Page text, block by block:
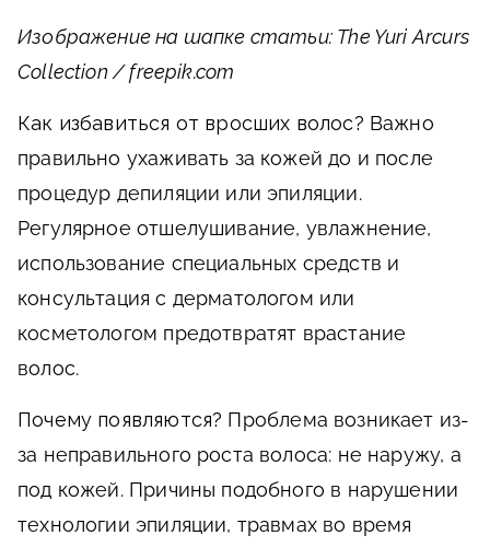
Изображение на шапке статьи: The Yuri Arcurs
Collection / freepik.com
Как избавиться от вросших волос? Важно
правильно ухаживать за кожей до и после
процедур депиляции или эпиляции.
Регулярное отшелушивание, увлажнение,
использование специальных средств и
консультация с дерматологом или
косметологом предотвратят врастание
волос.
Почему появляются? Проблема возникает из-
за неправильного роста волоса: не наружу, а
под кожей. Причины подобного в нарушении
технологии эпиляции, травмах во время